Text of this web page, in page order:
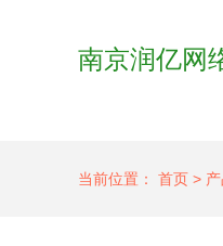
南京润亿网
当前位置： 首页 >